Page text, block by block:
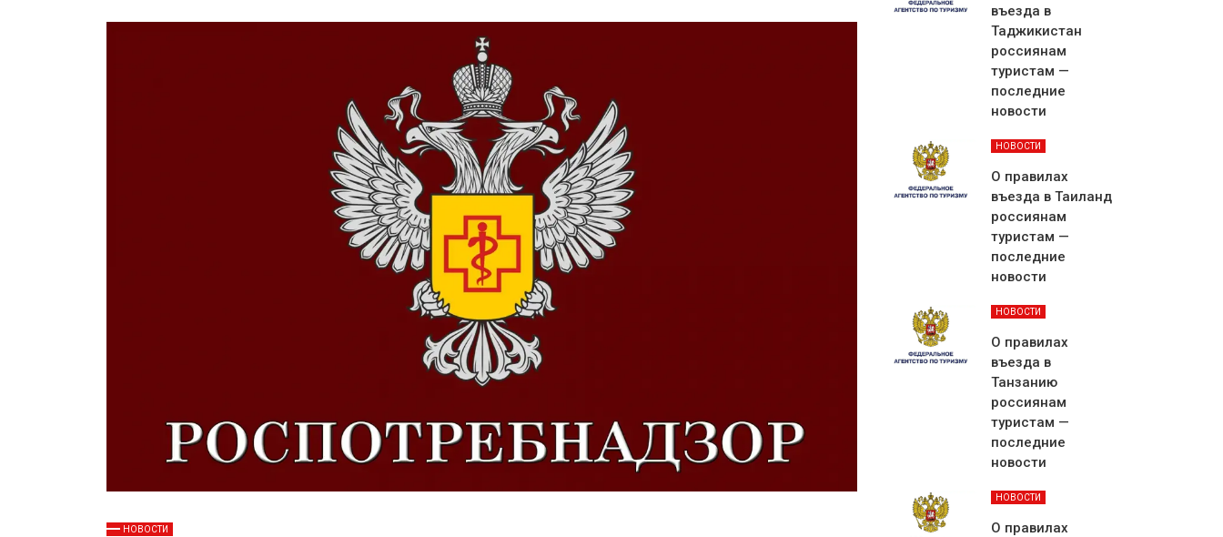
НОВОСТИ
въезда в
Таджикистан
россиянам
туристам —
последние
новости
НОВОСТИ
О правилах
въезда в Таиланд
россиянам
туристам —
последние
новости
НОВОСТИ
О правилах
въезда в
Танзанию
россиянам
туристам —
последние
новости
НОВОСТИ
О правилах